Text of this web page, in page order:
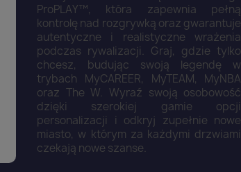
ProPLAY™, która zapewnia pełną
kontrolę nad rozgrywką oraz gwarantuje
autentyczne i realistyczne wrażenia
podczas rywalizacji. Graj, gdzie tylko
chcesz, budując swoją legendę w
trybach MyCAREER, MyTEAM, MyNBA
oraz The W. Wyraź swoją osobowość
dzięki szerokiej gamie opcji
personalizacji i odkryj zupełnie nowe
miasto, w którym za każdymi drzwiami
czekają nowe szanse.